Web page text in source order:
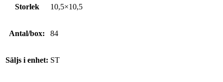
Storlek 10,5×10,5
Antal/box: 84
Säljs i enhet: ST